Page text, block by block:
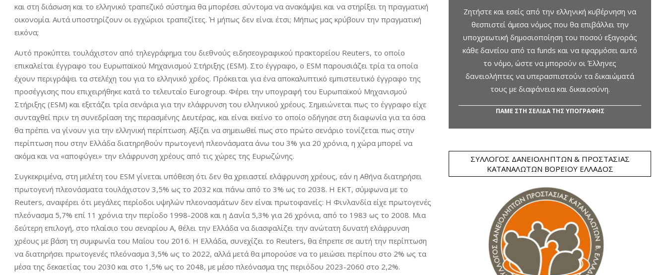
και στη διάσωση και το ελληνικό τραπεζικό σύστημα θα μπορέσει σύντομα να ανακάμψει και να στηρίξει τη πραγματική
οικονομία. Αυτά υποστηρίζουν οι εγχώριοι τραπεζίτες. Ή μήπως δεν είναι έτσι; Μήπως μας κρύβουν την πραγματική
εικόνα;
Αυτό προκύπτει τουλάχιστον από τηλεγράφημα του διεθνούς ειδησεογραφικού πρακτορείου Reuters, το οποίο
επικαλείται έγγραφο του Ευρωπαϊκού Μηχανισμού Στήριξης (ESM). Στο έγγραφο, ο ESM παρουσιάζει τρία τα οποία
έχουν περιγράψει τα στελέχη του για το ελληνικό χρέος. Πρόκειται για ένα αποκαλυπτικό εμπιστευτικό έγγραφο της
προσέγγισης που επιχειρήθηκε κατά το τελευταίο Eurogroup. Φέρει την υπογραφή του Ευρωπαϊκού Μηχανισμού
Στήριξης (ESM) και εξετάζει τρία σενάρια για την ελάφρυνση του ελληνικού χρέους. Σημειώνεται πως το έγγραφο είχε
συνταχθεί πριν τη συνεδρίαση της περασμένης Δευτέρας, και είναι εκείνο το οποίο οδήγησε στη διαφωνία για τα όσα
θα πρέπει να γίνουν για την ελληνική περίπτωση. Αξίζει να σημειωθεί πως στο πρώτο σενάριο τονίζεται πως στην
περίπτωση που στην Ελλάδα διατηρηθούν πρωτογενή πλεονάσματα άνω του 3% για 20 χρόνια, η χώρα μπορεί να
ακόμα και να «αποφύγει» την ελάφρυνση χρέους από τις χώρες της Ευρωζώνης.
Συγκεκριμένα, στη μελέτη του ESM γίνεται υπόθεση ότι δεν θα χρειαστεί ελάφρυνση χρέους, εάν η Αθήνα διατηρήσει
πρωτογενή πλεονάσματα τουλάχιστον 3,5% ως το 2032 και πάνω από το 3% ως το 2038. Η ΕΚΤ, σύμφωνα με το
Reuters, αναφέρει ότι μεγάλες περίοδοι υψηλών πλεονασμάτων δεν είναι πρωτοφανείς: Η Φινλανδία είχε πρωτογενές
πλεόνασμα 5,7% επί 11 χρόνια την περίοδο 1998-2008 και η Δανία 5,3% για 26 χρόνια, από το 1983 ως το 2008. Μια
δεύτερη επιλογή, στο πλαίσιο του σεναρίου Α, θέλει την Ελλάδα να διασφαλίζει την ανώτατη δυνατή ελάφρυνση
χρέους με βάση τη συμφωνία του Μαΐου του 2016. Η Ελλάδα, συνεχίζει το Reuters, θα έπρεπε σε αυτή την περίπτωση
να διατηρήσει πρωτογενές πλεόνασμα 3,5% ως το 2022, αλλά μετά θα μπορούσε να το μειώσει περίπου στο 2% ως τα
μέσα της δεκαετίας του 2030 και στο 1,5% ως το 2048, με μέσο πλεόνασμα της περιόδου 2023-2060 στο 2,2%.
Ζητήστε και εσείς από την ελληνική κυβέρνηση να
θεσπιστεί άμεσα νόμος που θα επιβάλλει την
υποχρεωτική δημοσιοποίηση του ποσού εξαγοράς
κάθε δανείου από τα funds και να εφαρμόσει αυτό
το νόμο, ώστε να μπορούν οι Έλληνες
δανειολήπτες να υπερασπιστούν τα δικαιώματά
τους με διαφάνεια και δικαιοσύνη.
ΠΑΜΕ ΣΤΗ ΣΕΛΙΔΑ ΤΗΣ ΥΠΟΓΡΑΦΗΣ
ΣΎΛΛΟΓΟΣ ΔΑΝΕΙΟΛΗΠΤΏΝ & ΠΡΟΣΤΑΣΊΑΣ
ΚΑΤΑΝΑΛΩΤΏΝ ΒΟΡΕΊΟΥ ΕΛΛΆΔΟΣ